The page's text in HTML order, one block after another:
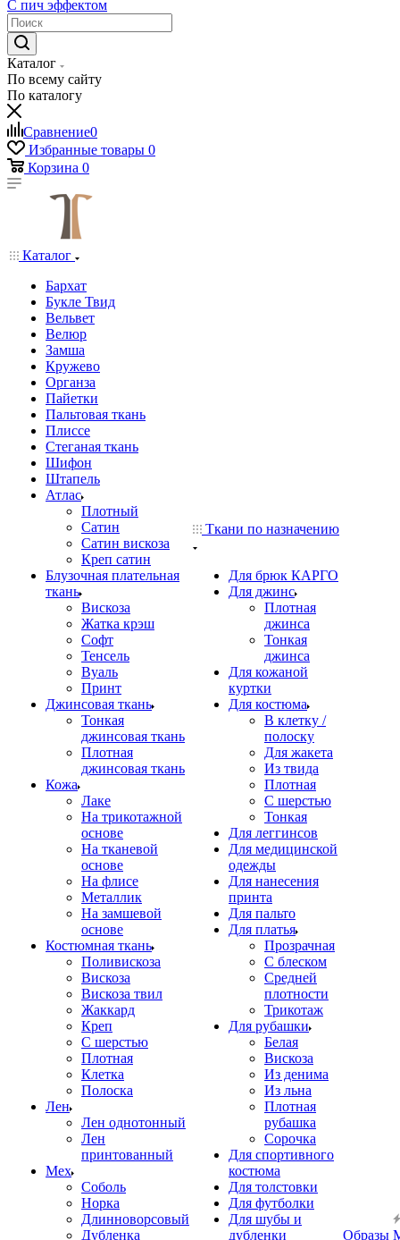
С пич эффектом
Каталог
По всему сайту
По каталогу
Сравнение0
Избранные товары 0
Корзина 0
Каталог
Бархат
Букле Твид
Вельвет
Велюр
Замша
Кружево
Органза
Пайетки
Пальтовая ткань
Плиссе
Стеганая ткань
Шифон
Штапель
Атлас
Плотный
Сатин
Сатин вискоза
Креп сатин
Блузочная плательная
ткань
Вискоза
Жатка крэш
Софт
Тенсель
Вуаль
Принт
Джинсовая ткань
Тонкая
джинсовая ткань
Плотная
джинсовая ткань
Кожа
Лаке
На трикотажной
основе
На тканевой
основе
На флисе
Металлик
На замшевой
основе
Костюмная ткань
Поливискоза
Вискоза
Вискоза твил
Жаккард
Креп
С шерстью
Плотная
Клетка
Полоска
Лен
Лен однотонный
Лен
принтованный
Мех
Соболь
Норка
Длинноворсовый
Дубленка
Ткани по назначению
Для брюк КАРГО
Для джинс
Плотная
джинса
Тонкая
джинса
Для кожаной
куртки
Для костюма
В клетку /
полоску
Для жакета
Из твида
Плотная
С шерстью
Тонкая
Для леггинсов
Для медицинской
одежды
Для нанесения
принта
Для пальто
Для платья
Прозрачная
С блеском
Средней
плотности
Трикотаж
Для рубашки
Белая
Вискоза
Из денима
Из льна
Плотная
рубашка
Сорочка
Для спортивного
костюма
Для толстовки
Для футболки
Для шубы и
дубленки
Образы